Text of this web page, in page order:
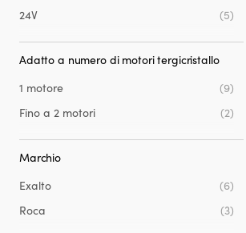
24V
(5)
Adatto a numero di motori tergicristallo
1 motore
(9)
Fino a 2 motori
(2)
Marchio
Exalto
(6)
Roca
(3)